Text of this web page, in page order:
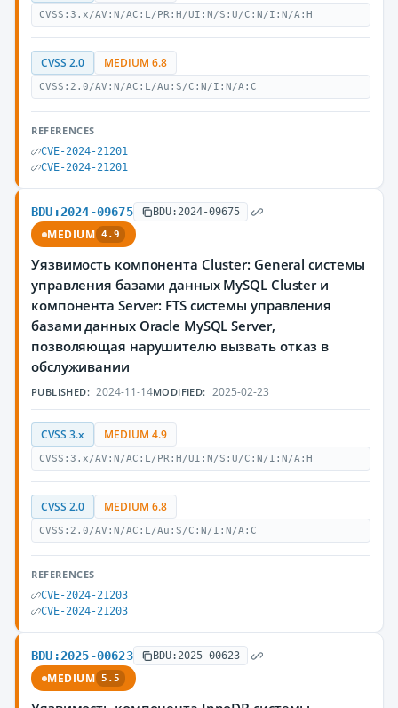
CVSS:3.x/AV:N/AC:L/PR:H/UI:N/S:U/C:N/I:N/A:H
CVSS 2.0 MEDIUM 6.8
CVSS:2.0/AV:N/AC:L/Au:S/C:N/I:N/A:C
REFERENCES
CVE-2024-21201
CVE-2024-21201
BDU:2024-09675 BDU:2024-09675
MEDIUM 4.9
Уязвимость компонента Cluster: General системы
управления базами данных MySQL Cluster и
компонента Server: FTS системы управления
базами данных Oracle MySQL Server,
позволяющая нарушителю вызвать отказ в
обслуживании
PUBLISHED: 2024-11-14MODIFIED: 2025-02-23
CVSS 3.x MEDIUM 4.9
CVSS:3.x/AV:N/AC:L/PR:H/UI:N/S:U/C:N/I:N/A:H
CVSS 2.0 MEDIUM 6.8
CVSS:2.0/AV:N/AC:L/Au:S/C:N/I:N/A:C
REFERENCES
CVE-2024-21203
CVE-2024-21203
BDU:2025-00623 BDU:2025-00623
MEDIUM 5.5